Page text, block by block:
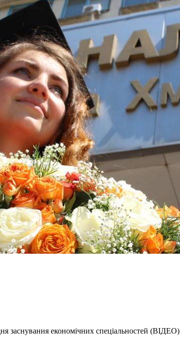
заснування економічних спеціальностей (ВІДЕО)